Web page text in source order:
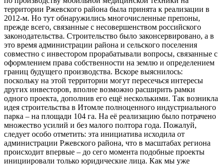
территории Ржевского района была принята к реализации в
2012-м. Но тут обнаружились многочисленные препоны,
прежде всего, связанные с несовершенством российского
законодательства. Строительство было законсервировано, а в
это время администрации района и сельского поселения
совместно с инвестором прорабатывали вопросы, связанные с
оформлением права собственности на землю и определением
границ будущего производства. Вскоре выяснилось:
поскольку на этой территории могут пересечься интересы
других инвесторов, вполне возможно расширить рамки
одного проекта, дополнив его ещё несколькими. Так возникла
идея строительства в Итомле полноценного индустриального
парка – на площади 104 га. На её реализацию было потрачено
множество усилий и без малого полтора года. Пожалуй,
следует особо отметить: эта инициатива исходила от
администрации Ржевского района, что в масштабах региона
происходит впервые – до сего момента подобные проекты
инициировали только юридические лица. Как мы уже